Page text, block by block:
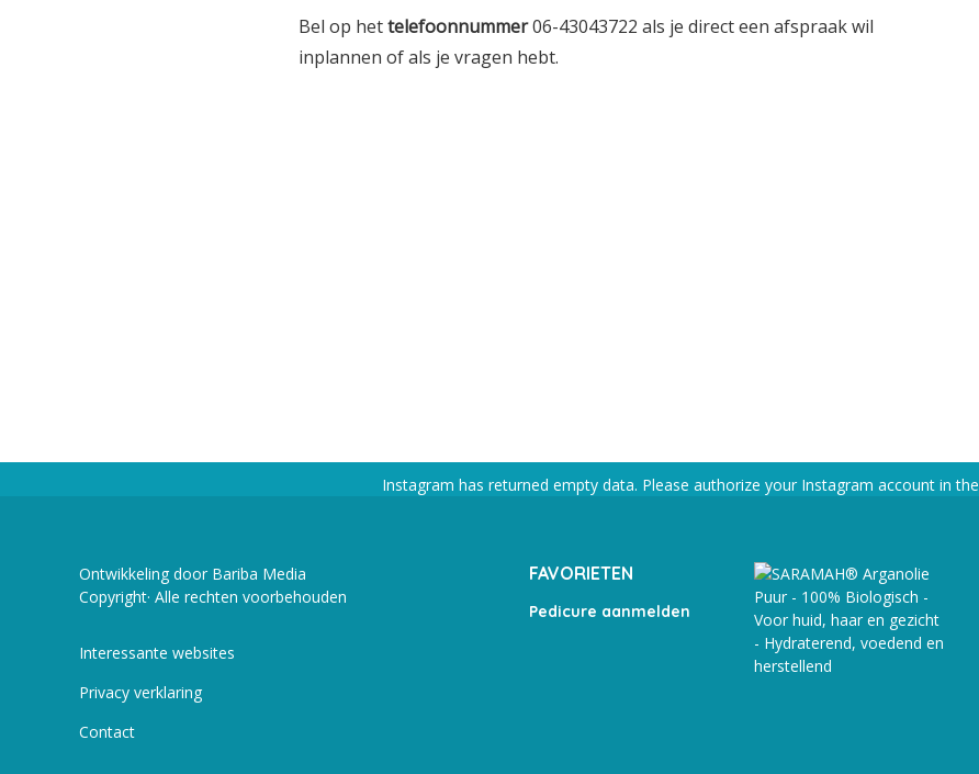
Bel op hettelefoonnummer06-43043722 als je direct een afspraak wil
inplannen of als je vragen hebt.
Instagram has returned empty data. Please authorize your Instagram account in the
Ontwikkeling door Bariba Media
Copyright· Alle rechten voorbehouden
Interessante websites
Privacy verklaring
Contact
FAVORIETEN
Pedicure aanmelden